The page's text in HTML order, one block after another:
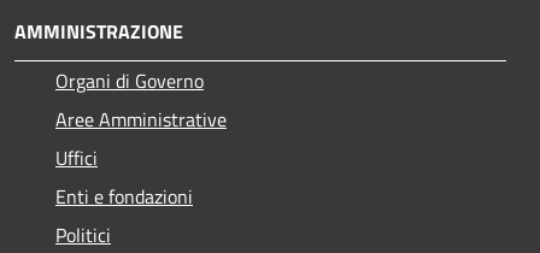
AMMINISTRAZIONE
Organi di Governo
Aree Amministrative
Uffici
Enti e fondazioni
Politici